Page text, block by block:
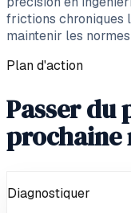
frictions chroniques
maintenir les
Plan d'action
Passer du
prochaine
Diagnostiquer